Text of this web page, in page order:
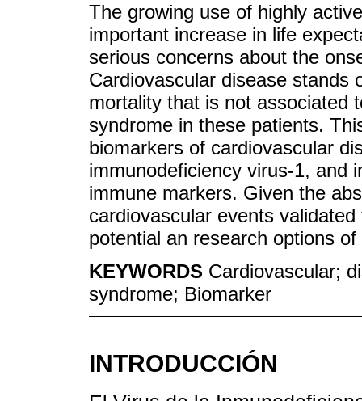
The growing use of highly
important increase in life
serious concerns about the
Cardiovascular disease stands
mortality that is not associated
syndrome in these patients.
biomarkers of cardiovascular
immunodeficiency virus-1, and
immune markers. Given the
cardiovascular events
potential an research options
KEYWORDS Cardiovascular;
syndrome; Biomarker
INTRODUCCIÓN